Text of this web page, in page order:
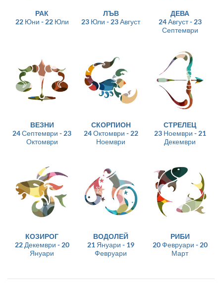
РАК
22 Юни - 22 Юли
ЛЪВ
23 Юли - 23 Август
ДЕВА
24 Август - 23
Септември
ВЕЗНИ
24 Септември - 23
Октомври
СКОРПИОН
24 Октомври - 22
Ноември
СТРЕЛЕЦ
23 Ноември - 21
Декември
КОЗИРОГ
22 Декември - 20
Януари
ВОДОЛЕЙ
21 Януари - 19
Февруари
РИБИ
20 Февруари - 20
Март